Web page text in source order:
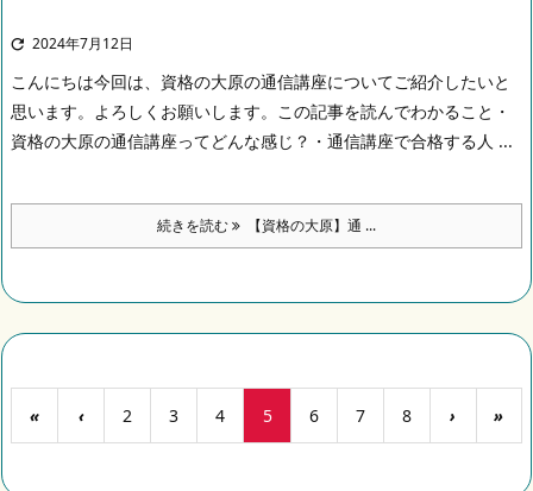
 2024年7月12日
こんにちは今回は、資格の大原の通信講座についてご紹介したいと
思います。 よろしくお願いします。 この記事を読んでわかること ・
資格の大原の通信講座ってどんな感じ？ ・通信講座で合格する人 ...
続きを読む 【資格の大原】通 ...
« ‹ 2 3 4 5 6 7 8 › »